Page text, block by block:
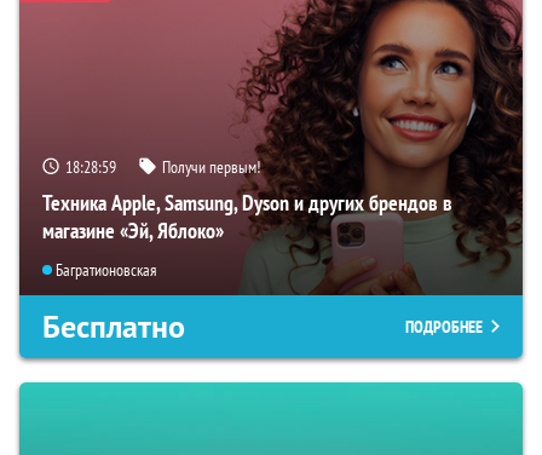
18:28:58 Получи первым!
Техника Apple, Samsung, Dyson и других брендов в
магазине «Эй, Яблоко»
Багратионовская
Бесплатно ПОДРОБНЕЕ